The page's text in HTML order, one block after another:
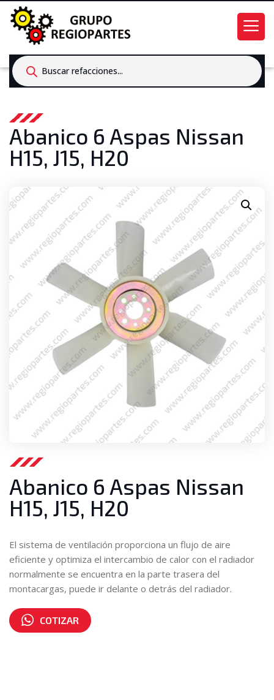
Products
search
Abanico 6 Aspas Nissan
H15, J15, H20
Abanico 6 Aspas Nissan
H15, J15, H20
El sistema de ventilación proporciona un flujo de aire
eficiente y optimiza el intercambio de calor con el radiador
normalmente se encuentra en la parte trasera del
montacargas, puede ir delante o detrás del radiador.
COTIZAR